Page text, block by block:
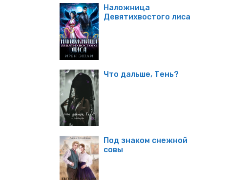
Наложница
Девятихвостого лиса
Что дальше, Тень?
Под знаком снежной
совы